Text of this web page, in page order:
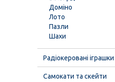
Доміно
Лото
Пазли
Шахи
Радіокеровані іграшки
Самокати та скейти